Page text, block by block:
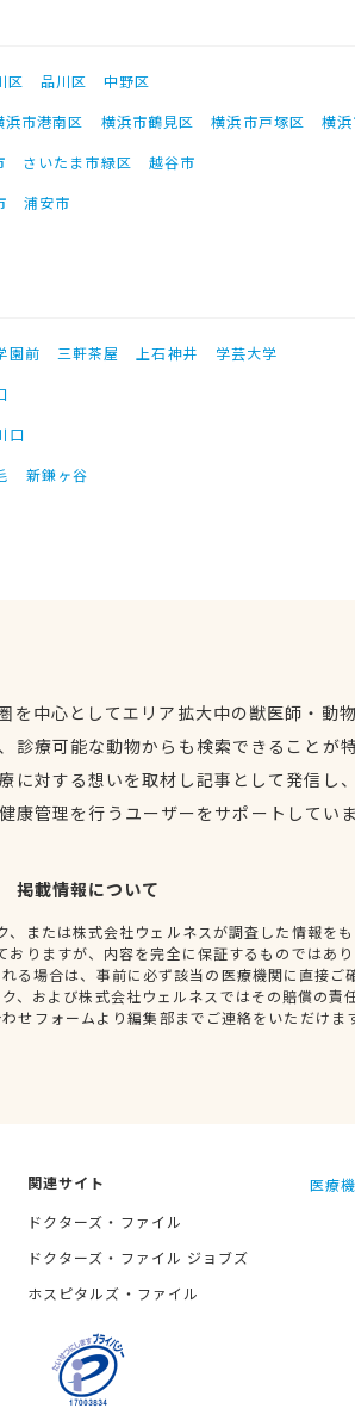
区 品川区
中野区
浜市港南区 横浜市鶴見区 横浜市戸塚区
横
さいたま市緑区
越谷市
浦安市
園前 三軒茶屋 上石神井
学芸大学
口
新鎌ヶ谷
を中心としてエリア拡大中の獣医師・動
診療可能な動物からも検索できることが
に対する想いを取材し記事として発信し
康管理を行うユーザーをサポートしてい
掲載情報について
または株式会社ウェルネスが調査した情報を
おりますが、内容を完全に保証するものではあ
る場合は、事前に必ず該当の医療機関に直接ご
、および株式会社ウェルネスではその賠償の責
せフォームより編集部までご連絡をいただけま
関連サイト
ドクターズ・ファイル
ドクターズ・ファイル ジョブズ
ホスピタルズ・ファイル
医療